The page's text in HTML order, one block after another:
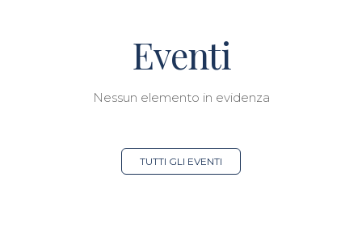
Eventi
Nessun elemento in evidenza
TUTTI GLI EVENTI